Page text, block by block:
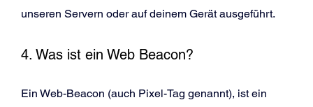
unseren Servern oder auf deinem Gerät ausgeführt.
4. Was ist ein Web Beacon?
Ein Web-Beacon (auch Pixel-Tag genannt), ist ein